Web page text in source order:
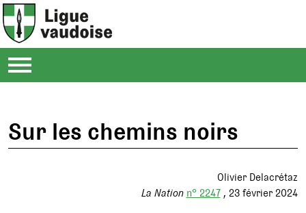
Sur les chemins noirs
Olivier Delacrétaz
La Nation n° 2247 23 février 2024